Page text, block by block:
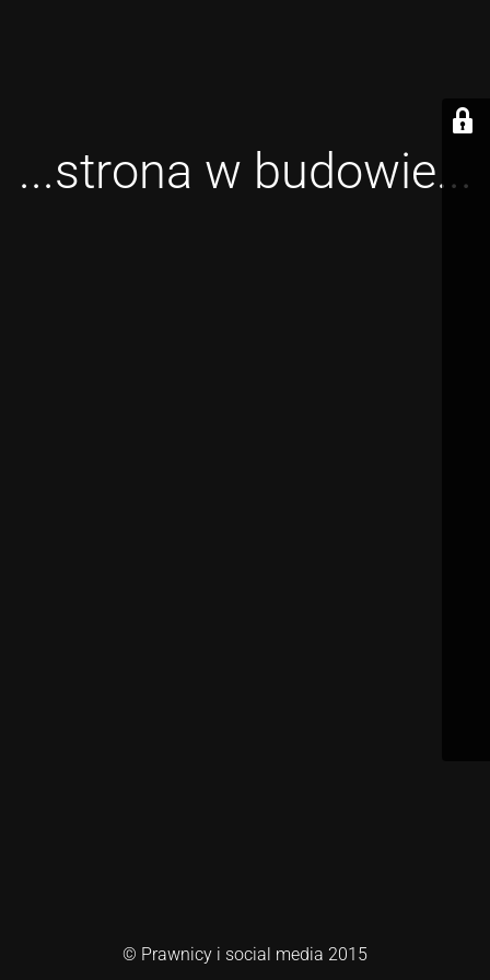
...strona w budowie...
© Prawnicy i social media 2015